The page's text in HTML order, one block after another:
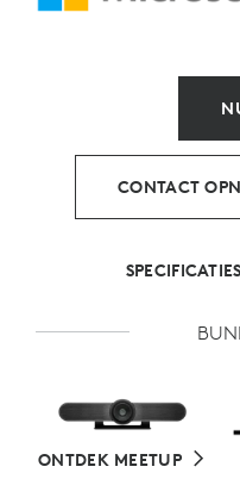
CONTACT
SPECIFICATIES
ONTDEK MEETUP